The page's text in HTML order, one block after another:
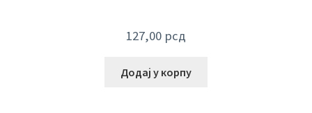
127,00 рсд
Додај у корпу